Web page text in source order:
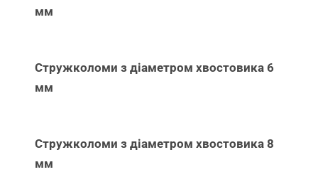
мм
Стружколоми з діаметром хвостовика 6
мм
Стружколоми з діаметром хвостовика 8
мм